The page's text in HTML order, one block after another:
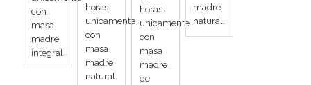
con
masa
madre
integral
horas
unicamente
con
masa
madre
natural.
horas
unicamente
con
masa
madre
de
madre
natural.